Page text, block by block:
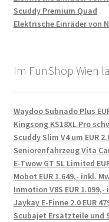
Scuddy Premium Quad
Elektrische Einräder von
Im FunShop Wien
Waydoo Subnado Plus
Kingsong KS18XL Pro
Scuddy Slim V4 um EUR
Seniorenfahrzeug Vita
E-Twow GT SL Limited
Mobot EUR 1.649,- inkl.
Inmotion V8S EUR 1.099,-
Jaykay E-Finne 2.0 EUR
Scubajet Ersatzteile und